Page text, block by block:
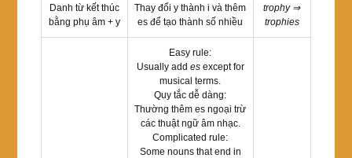
Danh từ kết thúc
bằng phụ âm + y
Thay đổi y thành i và thêm
es để tạo thành số nhiều
trophy ⇒
trophies
Easy rule:
Usually add esexcept for
musical terms.
Quy tắc dễ dàng:
Thường thêm es ngoại trừ
các thuật ngữ âm nhạc.
Complicated rule:
Some nouns that end in